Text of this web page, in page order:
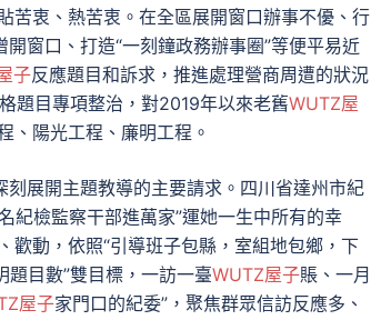
苦衷、熱苦衷。在全區展開窗口辦事不優、行
窗口、打造“一刻鐘政務辦事圈”等便平易近
子反應題目和訴求，推進處理營商周遭的狀況
題目專項整治，對2019年以來老舊WUTZ屋
、陽光工程、廉明工程。
刻展開主題教導的主要請求。四川省達州市紀
紀檢監察干部進萬家”運她一生中所有的幸
歡動，依照“引導班子包縣，室組地包鄉，下
題目數”雙目標，一訪一臺WUTZ屋子賬、一月
屋子家門口的紀委”，聚焦群眾信訪反應多、